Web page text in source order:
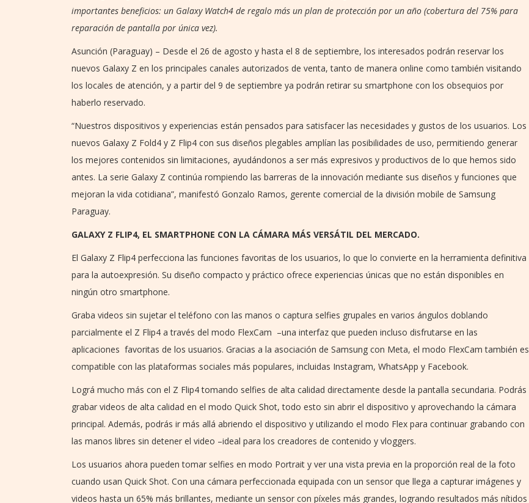
importantes beneficios: un Galaxy Watch4 de regalo más un plan de protección por un año (cobertura del 75% para
reparación de pantalla por única vez).
Asunción (Paraguay) – Desde el 26 de agosto y hasta el 8 de septiembre, los interesados podrán reservar los
nuevos Galaxy Z en los principales canales autorizados de venta, tanto de manera online como también visitando
los locales de atención, y a partir del 9 de septiembre ya podrán retirar su smartphone con los obsequios por
haberlo reservado.
“Nuestros dispositivos y experiencias están pensados para satisfacer las necesidades y gustos de los usuarios. Los
nuevos Galaxy Z Fold4 y Z Flip4 con sus diseños plegables amplían las posibilidades de uso, permitiendo generar
los mejores contenidos sin limitaciones, ayudándonos a ser más expresivos y productivos de lo que hemos sido
antes. La serie Galaxy Z continúa rompiendo las barreras de la innovación mediante sus diseños y funciones que
mejoran la vida cotidiana”, manifestó Gonzalo Ramos, gerente comercial de la división mobile de Samsung
Paraguay.
GALAXY Z FLIP4, EL SMARTPHONE CON LA CÁMARA MÁS VERSÁTIL DEL MERCADO.
El Galaxy Z Flip4 perfecciona las funciones favoritas de los usuarios, lo que lo convierte en la herramienta definitiva
para la autoexpresión. Su diseño compacto y práctico ofrece experiencias únicas que no están disponibles en
ningún otro smartphone.
Graba videos sin sujetar el teléfono con las manos o captura selfies grupales en varios ángulos doblando
parcialmente el Z Flip4 a través del modo FlexCam –una interfaz que pueden incluso disfrutarse en las
aplicaciones favoritas de los usuarios. Gracias a la asociación de Samsung con Meta, el modo FlexCam también es
compatible con las plataformas sociales más populares, incluidas Instagram, WhatsApp y Facebook.
Lográ mucho más con el Z Flip4 tomando selfies de alta calidad directamente desde la pantalla secundaria. Podrás
grabar videos de alta calidad en el modo Quick Shot, todo esto sin abrir el dispositivo y aprovechando la cámara
principal. Además, podrás ir más allá abriendo el dispositivo y utilizando el modo Flex para continuar grabando con
las manos libres sin detener el video –ideal para los creadores de contenido y vloggers.
Los usuarios ahora pueden tomar selfies en modo Portrait y ver una vista previa en la proporción real de la foto
cuando usan Quick Shot. Con una cámara perfeccionada equipada con un sensor que llega a capturar imágenes y
videos hasta un 65% más brillantes, mediante un sensor con píxeles más grandes, logrando resultados más nítidos